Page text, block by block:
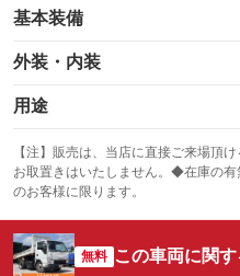
基本装備
エアバッグ：運転席
：装備あり
：装備なし
エアコン
：装備あり
：装備なし
ダウンヒルアシストコントロー
：装備なし
外装・内装
カーナビ
：装備なし
：装備なし
オーディオ
：装備なし
ビジュアル
：装備なし
アルミホイール
：装備なし
用途
冷凍（中温 -5℃）
：装備なし
冷凍（超低温 -30℃以下）
：装備なし
保冷
全低床（フルフラットロー）
：装備あり
【注】販売は、当店に直接ご来場頂
お取置きはいたしません。◆在庫の
のお客様に限ります。
無料 この車両に関